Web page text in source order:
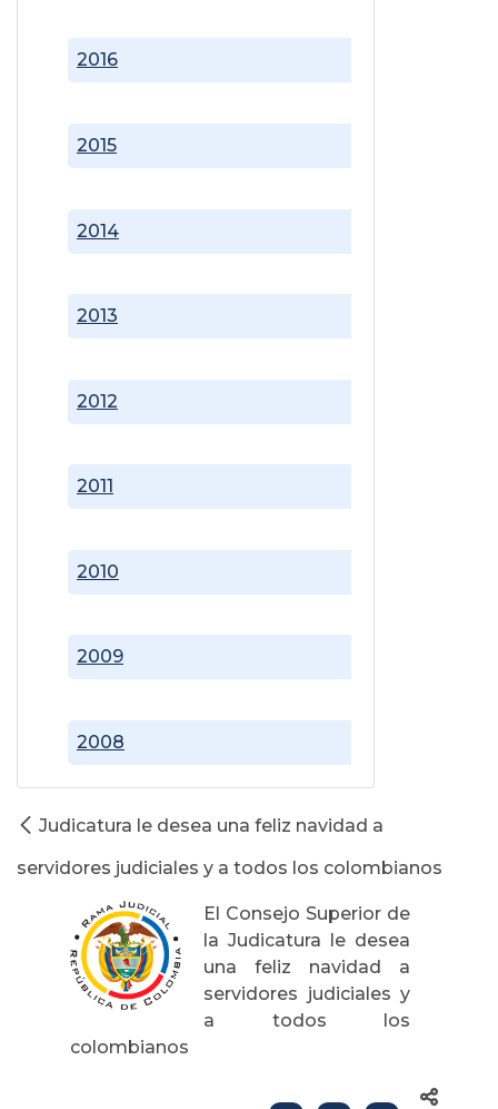
2008
2009
2010
2011
2012
2013
2014
2015
2016
Judicatura le desea una feliz navidad a
servidores judiciales y a todos los colombianos
El Consejo Superior de
la Judicatura le desea
una feliz navidad a
servidores judiciales y
a todos los
colombianos